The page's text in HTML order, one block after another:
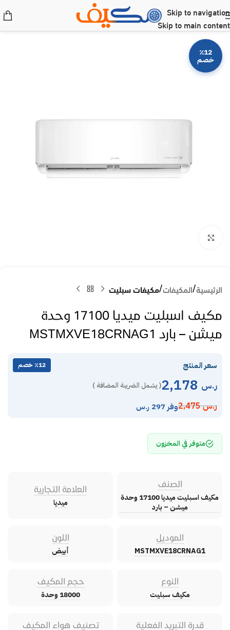
Skip to navigation
Skip to main content
٪12
خصم
الرئيسية المكيفات مكيفات سبليت
مكيف اسبليت ميديا 17100 وحدة
ميشن – بارد MSTMXVE18CRNAG1
سعر المنتج ٪12 خصم
ر.س ( يشمل الضريبة المضافة )
ر.س2,475 وفر 297 ر.س
متوفر في المخزون
الصنف
مكيف اسبليت ميديا 17100 وحدة
ميشن – بارد
العلامة التجارية
ميديا
الموديل
MSTMXVE18CRNAG1
اللون
أبيض
النوع
مكيف سبليت
حجم المكيف
18000 وحدة
قدرة التبريد الفعلية تصنيف هواء المكيف